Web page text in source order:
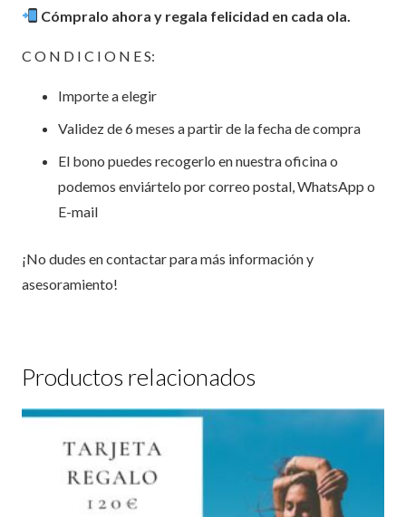
Cómpralo ahora y regala felicidad en cada ola.
C O N D I C I O N E S:
Importe a elegir
Validez de 6 meses a partir de la fecha de compra
El bono puedes recogerlo en nuestra oficina o
podemos enviártelo por correo postal, WhatsApp o
E-mail
¡No dudes en contactar para más información y
asesoramiento!
Productos relacionados